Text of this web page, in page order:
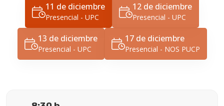
11 de diciembre
Presencial - UPC
12 de diciembre
Presencial - UPC
13 de diciembre
Presencial - UPC
17 de diciembre
Presencial - NOS PUCP